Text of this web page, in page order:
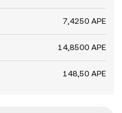
7,4250 APE
14,8500 APE
148,50 APE